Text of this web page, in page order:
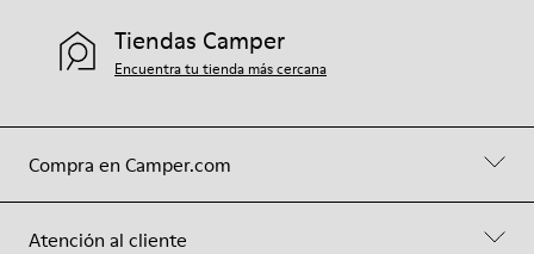
Compra en Camper.com
Atención al cliente
Tiendas Camper
Encuentra tu tienda más cercana